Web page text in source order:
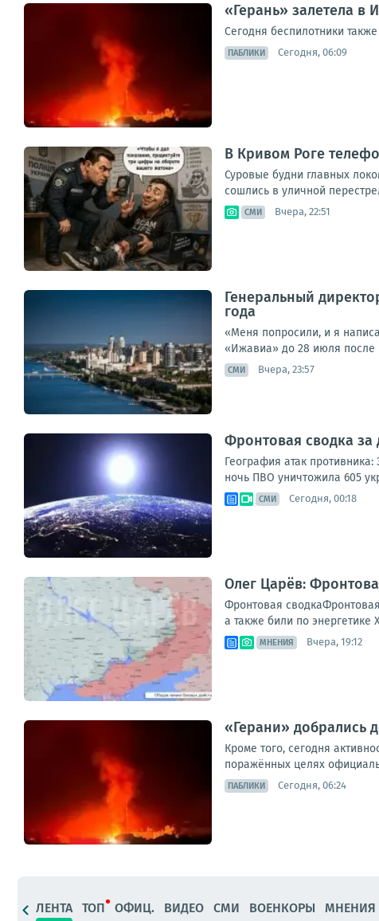
«Герань» залетела в
Сегодня беспилотники
ПАБЛИКИ Сегодня, 06:09
В Кривом Роге
Суровые будни главных
сошлись в уличной
СМИ Вчера, 22:51
Генеральный
года
«Меня попросили, и я
«Ижавиа» до 28 июля после
СМИ Вчера, 23:57
Фронтовая сводка за
География атак
ночь ПВО уничтожила 605
СМИ Сегодня, 00:18
Олег Царёв:
Фронтовая
а также били по энергетике
МНЕНИЯ Вчера, 19:12
«Герани» добрались
Кроме того, сегодня
поражённых целях
ПАБЛИКИ Сегодня, 06:24
ЛЕНТА ТОП ОФИЦ. ВИДЕО СМИ ВОЕНКОРЫ МНЕНИЯ